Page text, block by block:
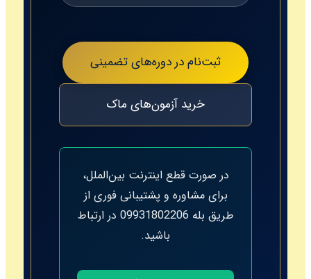
ثبت‌نام در دوره‌های تضمینی
خرید آزمون‌های ماک
در صورت قطع اینترنت بین‌الملل،
برای مشاوره و پشتیبانی فوری از
طریق بله 09931802206 در ارتباط
باشید.